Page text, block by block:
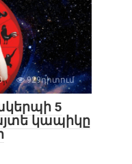
929դիտում
5
կապիկը